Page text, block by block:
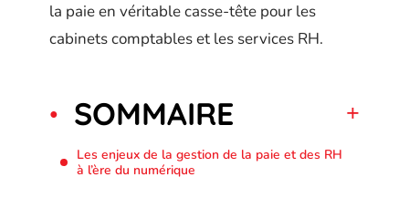
la paie en véritable casse-tête pour les
cabinets comptables et les services RH.
SOMMAIRE
Les enjeux de la gestion de la paie et des RH
à l’ère du numérique